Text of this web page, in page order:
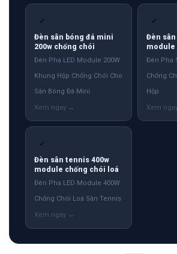
✓
Đèn sân bóng đá mini
200w chống chói
Đèn Pha LED Module 200W
Khung Hộp Chống Chói Cho
Sân Bóng Đá Mini
✓
Đèn sân
module
Đèn Pha
Chống
Hộp
✓
Đèn sân tennis 400w
module chống chói loá
Đèn Pha LED Module 400W
Chống Chói Loá Sân Tennis